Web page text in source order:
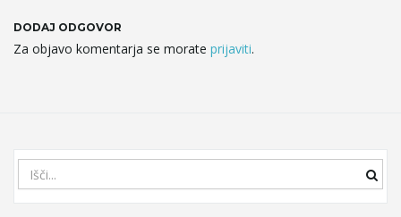
i
DODAJ ODGOVOR
Za objavo komentarja se morate prijaviti.
e
a